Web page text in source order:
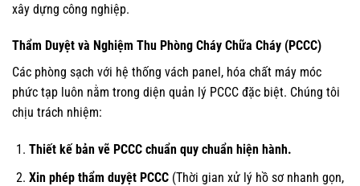
xây dựng công nghiệp.
Thẩm Duyệt và Nghiệm Thu Phòng Cháy Chữa Cháy (PCCC)
Các phòng sạch với hệ thống vách panel, hóa chất máy móc
phức tạp luôn nằm trong diện quản lý PCCC đặc biệt. Chúng tôi
chịu trách nhiệm:
Thiết kế bản vẽ PCCC chuẩn quy chuẩn hiện hành.
Xin phép thẩm duyệt PCCC(Thời gian xử lý hồ sơ nhanh gọn,